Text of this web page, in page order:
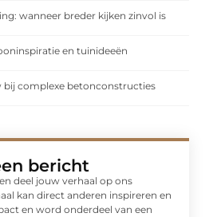
wanneer breder kijken zinvol is
en tuinideeën
bij complexe betonconstructies
bericht
deel jouw verhaal op ons
kan direct anderen inspireren en
en word onderdeel van een